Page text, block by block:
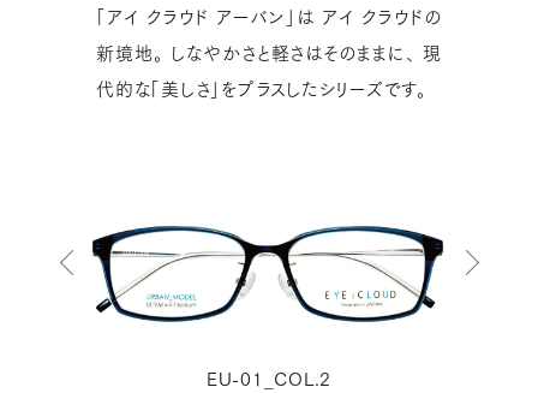
「アイ クラウド アーバン」は アイ クラウドの
新境地。 しなやかさと軽さはそのままに、 現
代的な「美しさ」をプラスしたシリーズです。
EU-01_COL.2